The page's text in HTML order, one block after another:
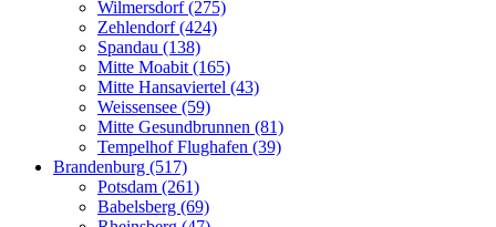
Wilmersdorf (275)
Zehlendorf (424)
Spandau (138)
Mitte Moabit (165)
Mitte Hansaviertel (43)
Weissensee (59)
Mitte Gesundbrunnen (81)
Tempelhof Flughafen (39)
Brandenburg (517)
Potsdam (261)
Babelsberg (69)